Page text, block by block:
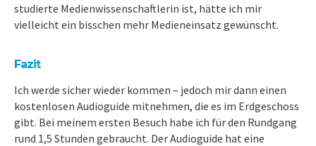
studierte Medienwissenschaftlerin ist, hätte ich mir
vielleicht ein bisschen mehr Medieneinsatz gewünscht.
Fazit
Ich werde sicher wieder kommen – jedoch mir dann einen
kostenlosen Audioguide mitnehmen, die es im Erdgeschoss
gibt. Bei meinem ersten Besuch habe ich für den Rundgang
rund 1,5 Stunden gebraucht. Der Audioguide hat eine